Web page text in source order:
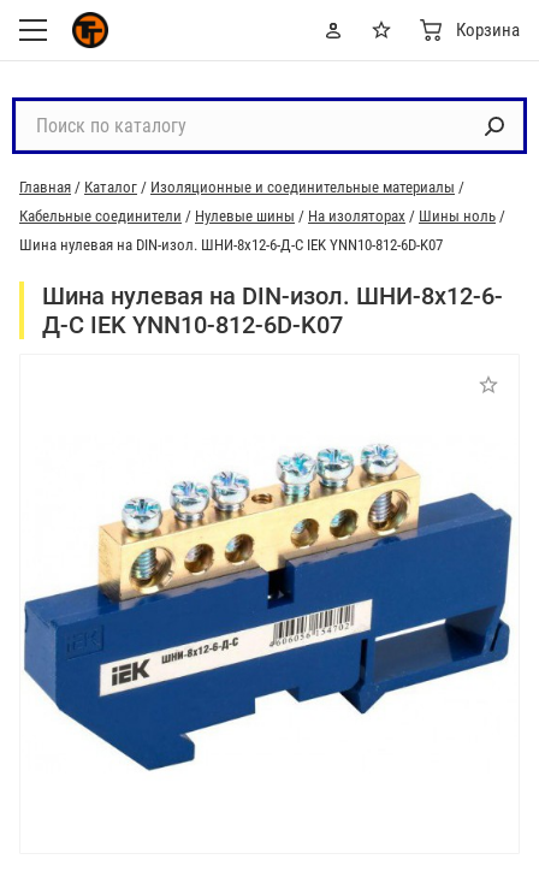
Корзина
с
к
п
о
а
Главная / Каталог / Изоляционные и соединительные материалы /
Кабельные соединители / Нулевые шины / На изоляторах / Шины ноль /
Шина нулевая на DIN-изол. ШНИ-8х12-6-Д-С IEK YNN10-812-6D-K07
Шина нулевая на DIN-изол. ШНИ-8х12-6-
Д-С IEK YNN10-812-6D-K07